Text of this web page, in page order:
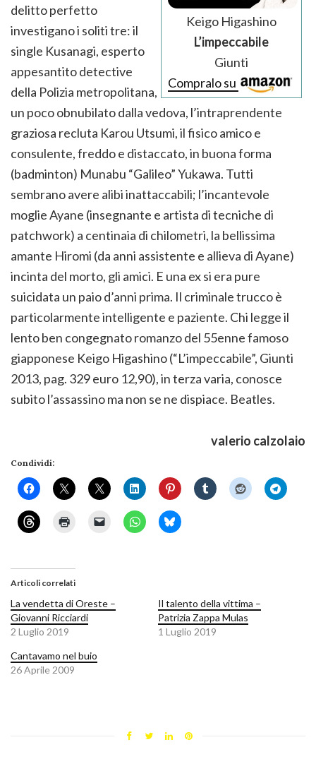
Keigo Higashino
L’impeccabile
Giunti
Compralo su
delitto perfetto
investigano i soliti tre: il
single Kusanagi, esperto
appesantito detective
della Polizia metropolitana,
un poco obnubilato dalla vedova, l’intraprendente
graziosa recluta Karou Utsumi, il fisico amico e
consulente, freddo e distaccato, in buona forma
(badminton) Munabu “Galileo” Yukawa. Tutti
sembrano avere alibi inattaccabili; l’incantevole
moglie Ayane (insegnante e artista di tecniche di
patchwork) a centinaia di chilometri, la bellissima
amante Hiromi (da anni assistente e allieva di Ayane)
incinta del morto, gli amici. E una ex si era pure
suicidata un paio d’anni prima. Il criminale trucco è
particolarmente intelligente e paziente. Chi legge il
lento ben congegnato romanzo del 55enne famoso
giapponese Keigo Higashino (“L’impeccabile”, Giunti
2013, pag. 329 euro 12,90), in terza varia, conosce
subito l’assassino ma non se ne dispiace. Beatles.
valerio calzolaio
Condividi:
Articoli correlati
La vendetta di Oreste –
Giovanni Ricciardi
2 Luglio 2019
Il talento della vittima –
Patrizia Zappa Mulas
1 Luglio 2019
Cantavamo nel buio
26 Aprile 2009